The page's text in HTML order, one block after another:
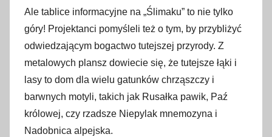
Ale tablice informacyjne na „Ślimaku” to nie tylko
góry! Projektanci pomyśleli też o tym, by przybliżyć
odwiedzającym bogactwo tutejszej przyrody. Z
metalowych plansz dowiecie się, że tutejsze łąki i
lasy to dom dla wielu gatunków chrząszczy i
barwnych motyli, takich jak Rusałka pawik, Paź
królowej, czy rzadsze Niepylak mnemozyna i
Nadobnica alpejska.